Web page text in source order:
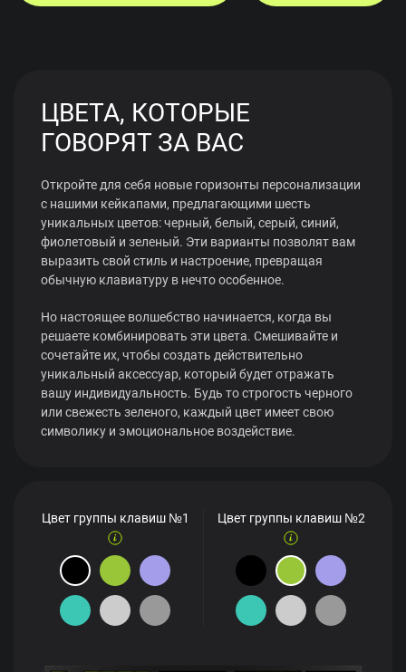
ЦВЕТА, КОТОРЫЕ
ГОВОРЯТ ЗА ВАС
Откройте для себя новые горизонты персонализации
с нашими кейкапами, предлагающими шесть
уникальных цветов: черный, белый, серый, синий,
фиолетовый и зеленый. Эти варианты позволят вам
выразить свой стиль и настроение, превращая
обычную клавиатуру в нечто особенное.
Но настоящее волшебство начинается, когда вы
решаете комбинировать эти цвета. Смешивайте и
сочетайте их, чтобы создать действительно
уникальный аксессуар, который будет отражать
вашу индивидуальность. Будь то строгость черного
или свежесть зеленого, каждый цвет имеет свою
символику и эмоциональное воздействие.
Цвет группы клавиш №1 Цвет группы клавиш №2